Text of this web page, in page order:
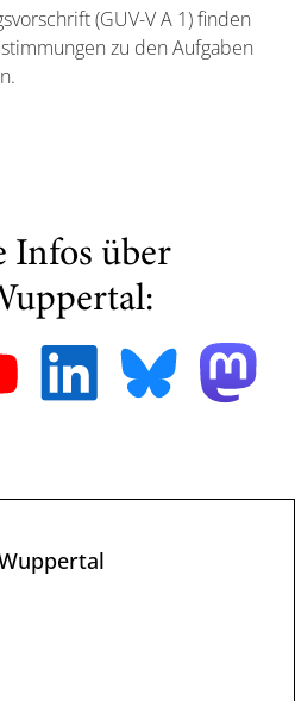
(GUV-V A 1) finden
zu den Aufgaben
Infos über